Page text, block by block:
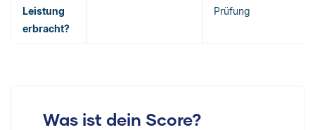
Leistung
erbracht?
Prüfung
Was ist dein Score?